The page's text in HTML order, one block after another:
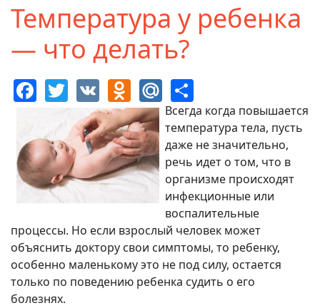
Температура у ребенка
— что делать?
Facebook
Twitter
VK Odnoklassniki
Mail.Ru
Всегда когда повышается
температура тела, пусть
даже не значительно,
речь идет о том, что в
организме происходят
инфекционные или
воспалительные
процессы. Но если взрослый человек может
объяснить доктору свои симптомы, то ребенку,
особенно маленькому это не под силу, остается
только по поведению ребенка судить о его
болезнях.